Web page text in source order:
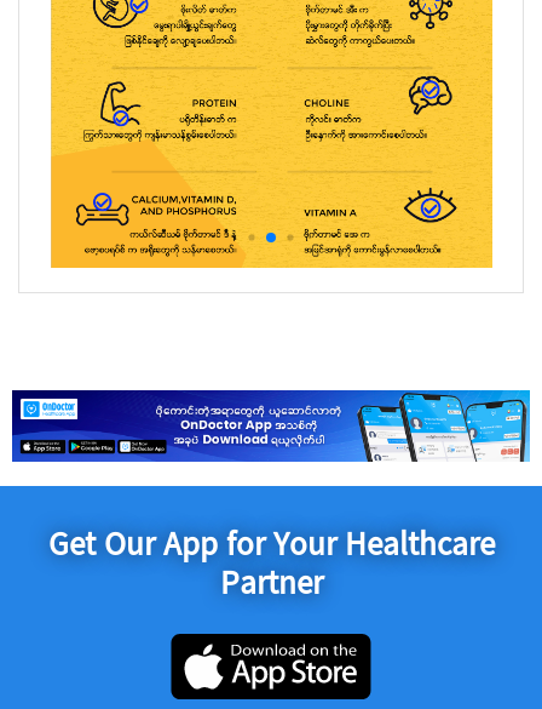
Get Our App for Your Healthcare
Partner